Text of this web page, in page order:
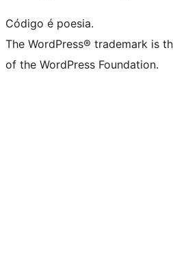
Código é poesia.
The WordPress® trademark is
of the WordPress Foundation.